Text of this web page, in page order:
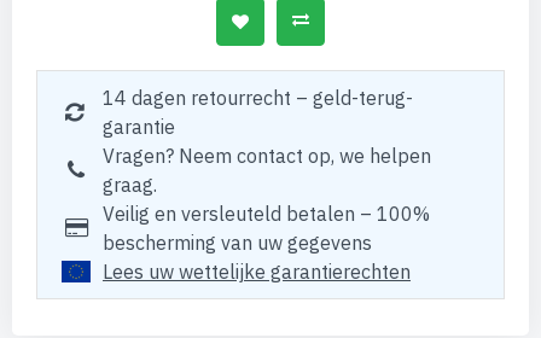
14 dagen retourrecht – geld-terug-
garantie
Vragen? Neem contact op, we helpen
graag.
Veilig en versleuteld betalen – 100%
bescherming van uw gegevens
Lees uw wettelijke garantierechten